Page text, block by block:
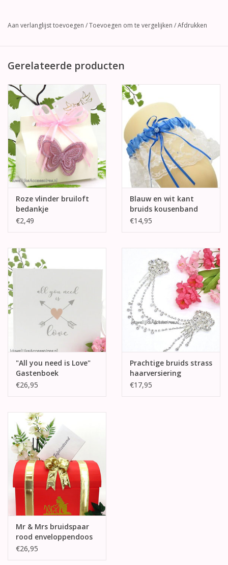
Aan verlanglijst toevoegen /Toevoegen om te vergelijken /Afdrukken
Gerelateerde producten
Roze vlinder bruiloft
bedankje
€2,49
Blauw en wit kant
bruids kousenband
€14,95
"All you need is Love"
Gastenboek
€26,95
Prachtige bruids strass
haarversiering
€17,95
Mr & Mrs bruidspaar
rood enveloppendoos
€26,95